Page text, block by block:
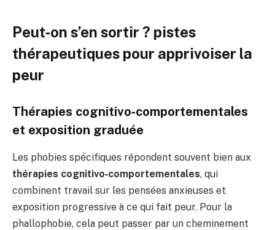
Peut‑on s’en sortir ? pistes
thérapeutiques pour apprivoiser la
peur
Thérapies cognitivo‑comportementales
et exposition graduée
Les phobies spécifiques répondent souvent bien aux
thérapies cognitivo‑comportementales, qui
combinent travail sur les pensées anxieuses et
exposition progressive à ce qui fait peur. Pour la
phallophobie, cela peut passer par un cheminement